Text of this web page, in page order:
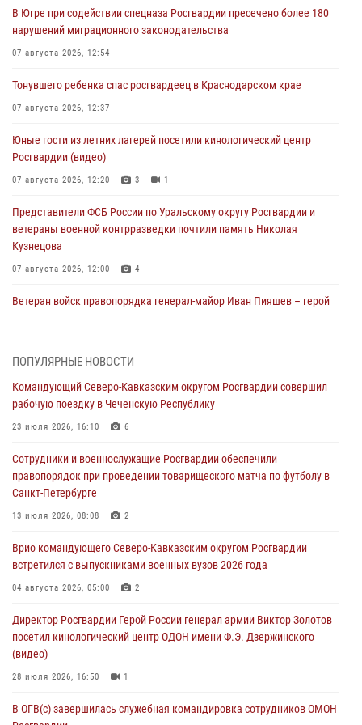
В Югре при содействии спецназа Росгвардии пресечено более 180
нарушений миграционного законодательства
07 августа 2026, 12:54
Тонувшего ребенка спас росгвардеец в Краснодарском крае
07 августа 2026, 12:37
Юные гости из летних лагерей посетили кинологический центр
Росгвардии (видео)
07 августа 2026, 12:20 3 1
Представители ФСБ России по Уральскому округу Росгвардии и
ветераны военной контрразведки почтили память Николая
Кузнецова
07 августа 2026, 12:00 4
Ветеран войск правопорядка генерал-майор Иван Пияшев – герой
Смольного собора в Санкт-Петербурге (видео)
07 августа 2026, 11:34
взрывобезопасности
07 августа 2026, 11:33
Рэпер ST посетил раненых росгвардейцев в Главном военном
07 августа 2026, 11:18 2
Патриотическая акция «Каникулы с Росгвардией» прошла в
07 августа 2026, 11:00
ПОПУЛЯРНЫЕ НОВОСТИ
Командующий Северо-Кавказским округом Росгвардии совершил
рабочую поездку в Чеченскую Республику
23 июля 2026, 16:10 6
Сотрудники и военнослужащие Росгвардии обеспечили
правопорядок при проведении товарищеского матча по футболу в
Санкт-Петербурге
13 июля 2026, 08:08 2
Врио командующего Северо-Кавказским округом Росгвардии
встретился с выпускниками военных вузов 2026 года
04 августа 2026, 05:00 2
Директор Росгвардии Герой России генерал армии Виктор Золотов
посетил кинологический центр ОДОН имени Ф.Э. Дзержинского
(видео)
28 июля 2026, 16:50 1
В ОГВ(с) завершилась служебная командировка сотрудников ОМОН